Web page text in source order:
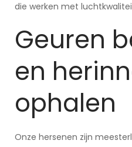
die werken met
Geuren
en
ophalen
Onze hersenen zijn